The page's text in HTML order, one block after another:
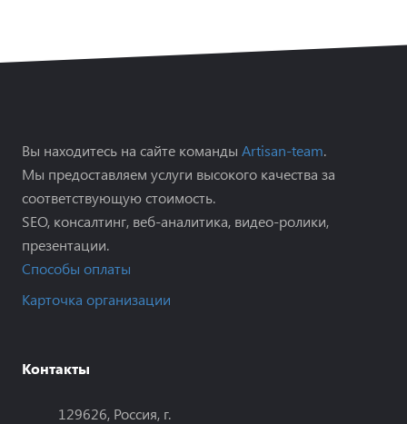
Вы находитесь на сайте команды Artisan-team.
Мы предоставляем услуги высокого качества за
соответствующую стоимость.
SEO, консалтинг, веб-аналитика, видео-ролики,
презентации.
Способы оплаты
Карточка организации
Контакты
129626, Россия, г.